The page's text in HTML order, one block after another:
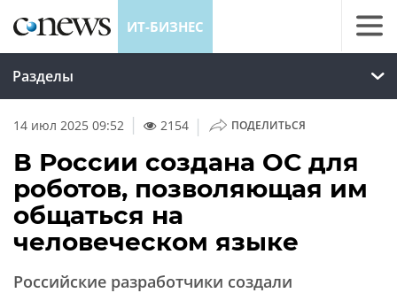
ИТ-БИЗНЕС
Разделы
14 июл 2025 09:52 2154 | ПОДЕЛИТЬСЯ
В России создана ОС для
роботов, позволяющая им
общаться на
человеческом языке
Российские разработчики создали